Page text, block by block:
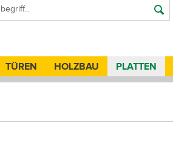
TÜREN HOLZBAU PLATTEN